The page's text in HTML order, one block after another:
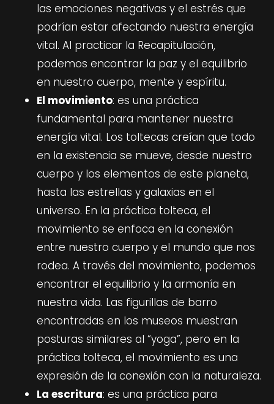
las emociones negativas y el estrés que
podrían estar afectando nuestra energía
vital. Al practicar la Recapitulación,
podemos encontrar la paz y el equilibrio
en nuestro cuerpo, mente y espíritu.
El movimiento: es una práctica
fundamental para mantener nuestra
energía vital. Los toltecas creían que todo
en la existencia se mueve, desde nuestro
cuerpo y los elementos de este planeta,
hasta las estrellas y galaxias en el
universo. En la práctica tolteca, el
movimiento se enfoca en la conexión
entre nuestro cuerpo y el mundo que nos
rodea. A través del movimiento, podemos
encontrar el equilibrio y la armonía en
nuestra vida. Las figurillas de barro
encontradas en los museos muestran
posturas similares al “yoga”, pero en la
práctica tolteca, el movimiento es una
expresión de la conexión con la naturaleza.
La escritura: es una práctica para